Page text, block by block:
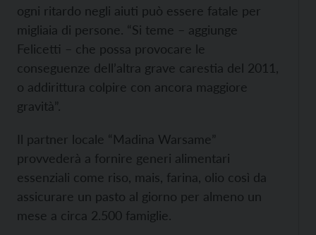
ogni ritardo negli aiuti può essere fatale per
migliaia di persone. “Si teme – aggiunge
Felicetti – che possa provocare le
conseguenze dell’altra grave carestia del 2011,
o addirittura colpire con ancora maggiore
gravità”.
Il partner locale “Madina Warsame”
provvederà a fornire generi alimentari
essenziali come riso, mais, farina, olio così da
assicurare un pasto al giorno per almeno un
mese a circa 2.500 famiglie.